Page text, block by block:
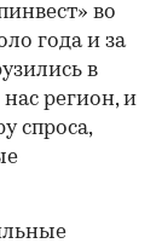
во
года и за
в
регион, и
спроса,